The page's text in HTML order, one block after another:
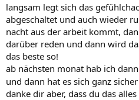
langsam legt sich das
abgeschaltet und auch wieder
nacht aus der arbeit kommt,
darüber reden und dann wird
das beste so!
ab nächsten monat hab ich
und dann hat es sich ganz
danke dir aber, dass du das